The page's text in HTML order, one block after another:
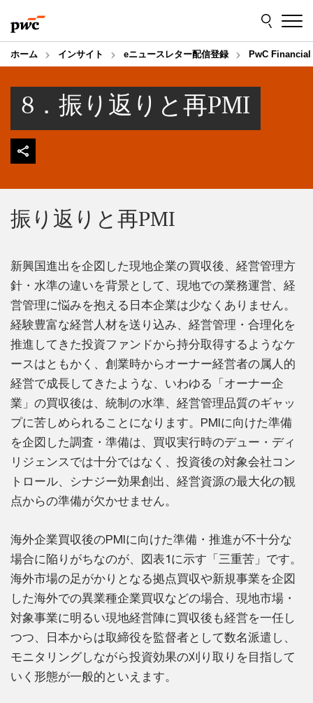
to
content
to
footer
ホーム インサイト eニュースレター配信登録 PwC
8．振り返りと再PMI
振り返りと再PMI
新興国進出を企図した現地企業の買収後、経営管理方
針・水準の違いを背景として、現地での業務運営、経
営管理に悩みを抱える日本企業は少なくありません。
経験豊富な経営人材を送り込み、経営管理・合理化を
推進してきた投資ファンドから持分取得するようなケ
ースはともかく、創業時からオーナー経営者の属人的
経営で成長してきたような、いわゆる「オーナー企
業」の買収後は、統制の水準、経営管理品質のギャッ
プに苦しめられることになります。PMIに向けた準備
を企図した調査・準備は、買収実行時のデュー・ディ
リジェンスでは十分ではなく、投資後の対象会社コン
トロール、シナジー効果創出、経営資源の最大化の観
点からの準備が欠かせません。
海外企業買収後のPMIに向けた準備・推進が不十分な
場合に陥りがちなのが、図表1に示す「三重苦」です。
海外市場の足がかりとなる拠点買収や新規事業を企図
した海外での異業種企業買収などの場合、現地市場・
対象事業に明るい現地経営陣に買収後も経営を一任し
つつ、日本からは取締役を監督者として数名派遣し、
モニタリングしながら投資効果の刈り取りを目指して
いく形態が一般的といえます。